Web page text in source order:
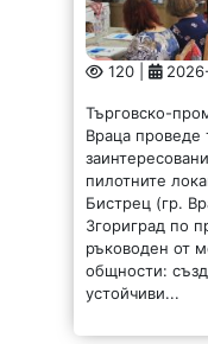
120 |
Търговско-
Враца проведе
пилотните
Бистрец (гр.
Згориград по
ръководен от
общности:
устойчиви...